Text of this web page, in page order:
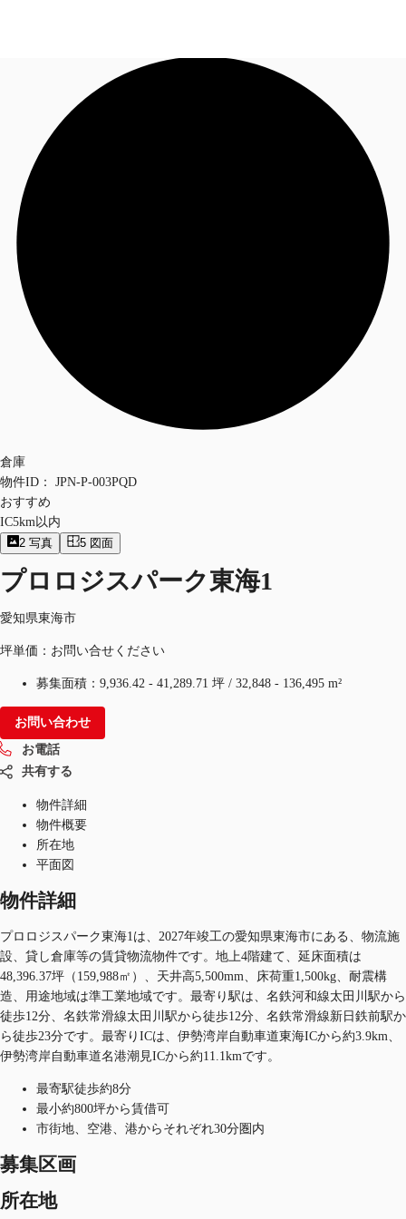
オフィス・事務所
倉庫・物流センター
お電話
倉庫
物件ID：
JPN-P-003PQD
おすすめ
IC5km以内
2 写真 5 図面
プロロジスパーク東海1
愛知県東海市
坪単価：お問い合せください
募集面積： 9,936.42 - 41,289.71 坪 / 32,848 - 136,495 m²
お問い合わせ
お電話
共有する
物件詳細
物件概要
所在地
平面図
物件詳細
プロロジスパーク東海1は、2027年竣工の愛知県東海市にある、物流施
設、貸し倉庫等の賃貸物流物件です。地上4階建て、延床面積は
48,396.37坪（159,988㎡）、天井高5,500mm、床荷重1,500kg、耐震構
造、用途地域は準工業地域です。最寄り駅は、名鉄河和線太田川駅から
徒歩12分、名鉄常滑線太田川駅から徒歩12分、名鉄常滑線新日鉄前駅か
ら徒歩23分です。最寄りICは、伊勢湾岸自動車道東海ICから約3.9km、
伊勢湾岸自動車道名港潮見ICから約11.1kmです。
最寄駅徒歩約8分
最小約800坪から賃借可
市街地、空港、港からそれぞれ30分圏内
募集区画
所在地